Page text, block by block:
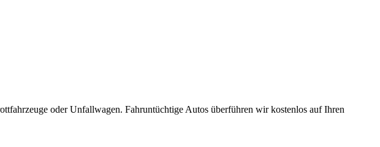
oder Unfallwagen. Fahruntüchtige Autos überführen wir kostenlos auf Ihren